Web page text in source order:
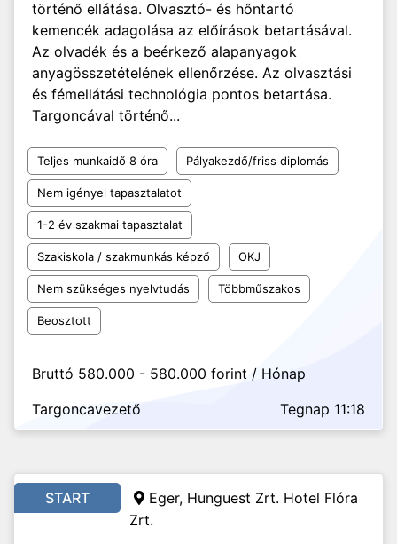
történő ellátása. Olvasztó- és hőntartó
kemencék adagolása az előírások betartásával.
Az olvadék és a beérkező alapanyagok
anyagösszetételének ellenőrzése. Az olvasztási
és fémellátási technológia pontos betartása.
Targoncával történő...
Teljes munkaidő 8 óra Pályakezdő/friss diplomás
Nem igényel tapasztalatot
1-2 év szakmai tapasztalat
Szakiskola / szakmunkás képző OKJ
Nem szükséges nyelvtudás Többműszakos
Beosztott
Bruttó 580.000 - 580.000 forint / Hónap
Targoncavezető
Tegnap 11:18
START
Eger, Hunguest Zrt. Hotel Flóra
Zrt.